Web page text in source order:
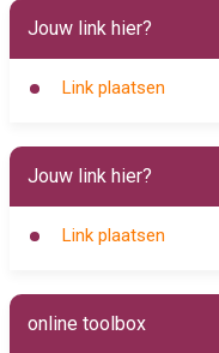
Jouw link hier?
Link plaatsen
Jouw link hier?
Link plaatsen
online toolbox